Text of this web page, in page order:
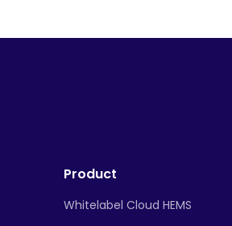
Product
Whitelabel Cloud HEMS